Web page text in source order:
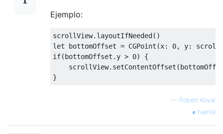
Ejemplo:
scrollView. layoutIfNeeded()
let bottomOffset = CGPoint (x: 0, y:
if(bottomOffset . y > 0)
{
    scrollView
. setContentOffset (
}
— Robert Koval
fuente